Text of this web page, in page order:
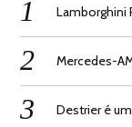
Lamborghini
Mercedes-
Destrier é